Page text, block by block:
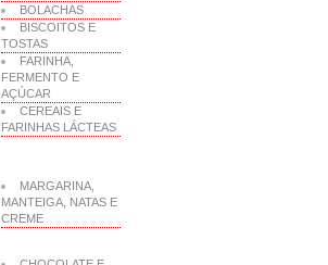
BOLACHAS
BISCOITOS E
TOSTAS
FARINHA,
FERMENTO E
AÇÚCAR
CEREAIS E
FARINHAS LÁCTEAS
MARGARINA,
MANTEIGA, NATAS E
CREME